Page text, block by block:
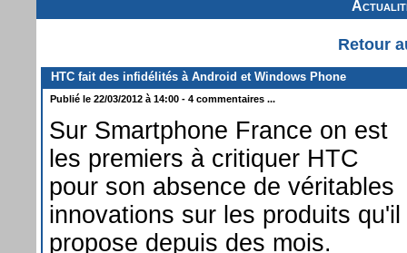
Retour
HTC fait des infidélités à Android et Windows Phone
Publié le 22/03/2012 à 14:00 - 4 commentaires ...
Sur Smartphone France on est
les premiers à critiquer HTC
pour son absence de véritables
innovations sur les produits qu'il
propose depuis des mois.